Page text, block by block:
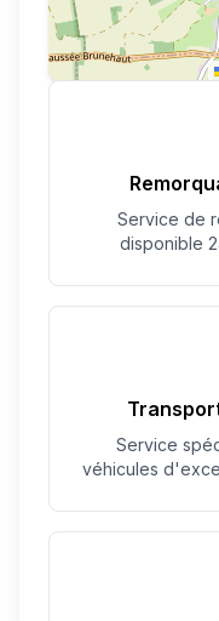
Service de
disponible
Service
véhicules